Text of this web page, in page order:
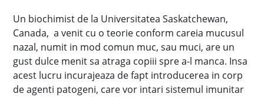
Un biochimist de la Universitatea Saskatchewan,
Canada, a venit cu o teorie conform careia mucusul
nazal, numit in mod comun muc, sau muci, are un
gust dulce menit sa atraga copiii spre a-l manca. Insa
acest lucru incurajeaza de fapt introducerea in corp
de agenti patogeni, care vor intari sistemul imunitar